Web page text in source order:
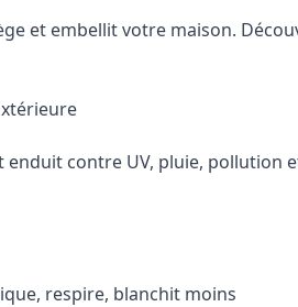
et embellit votre maison.
enduit contre UV, pluie,
respire, blanchit moins